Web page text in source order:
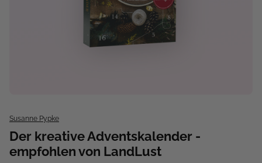
Susanne Pypke
Der kreative Adventskalender -
empfohlen von LandLust